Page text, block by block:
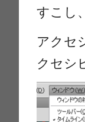
すこし
アクセ
クセシ